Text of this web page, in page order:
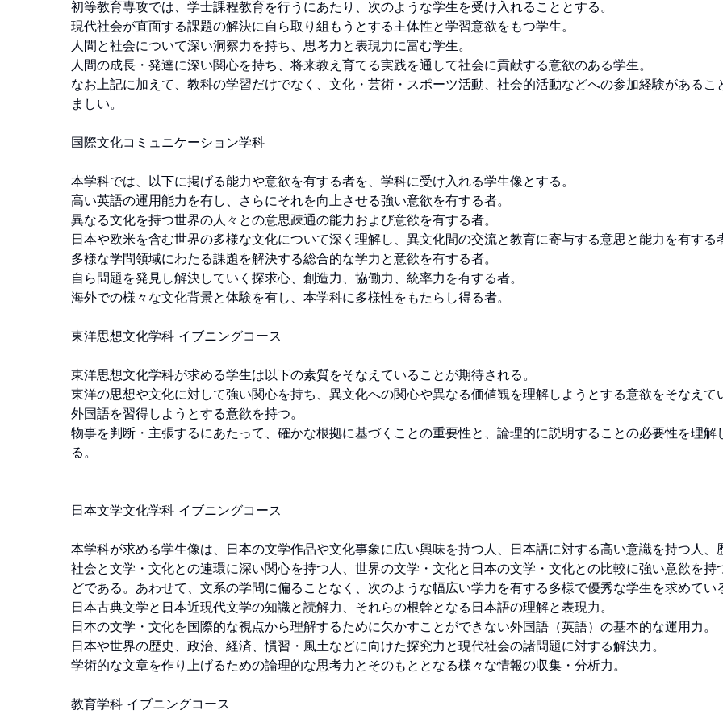
初等教育専攻では、学士課程教育を行うにあたり、次のような学生を受け入れることとする。
現代社会が直面する課題の解決に自ら取り組もうとする主体性と学習意欲をもつ学生。
人間と社会について深い洞察力を持ち、思考力と表現力に富む学生。
人間の成長・発達に深い関心を持ち、将来教え育てる実践を通して社会に貢献する意欲のある学生。
なお上記に加えて、教科の学習だけでなく、文化・芸術・スポーツ活動、社会的活動などへの参加経験があるこ
ましい。
国際文化コミュニケーション学科
本学科では、以下に掲げる能力や意欲を有する者を、学科に受け入れる学生像とする。
高い英語の運用能力を有し、さらにそれを向上させる強い意欲を有する者。
異なる文化を持つ世界の人々との意思疎通の能力および意欲を有する者。
日本や欧米を含む世界の多様な文化について深く理解し、異文化間の交流と教育に寄与する意思と能力を有する
多様な学問領域にわたる課題を解決する総合的な学力と意欲を有する者。
自ら問題を発見し解決していく探求心、創造力、協働力、統率力を有する者。
海外での様々な文化背景と体験を有し、本学科に多様性をもたらし得る者。
東洋思想文化学科 イブニングコース
東洋思想文化学科が求める学生は以下の素質をそなえていることが期待される。
東洋の思想や文化に対して強い関心を持ち、異文化への関心や異なる価値観を理解しようとする意欲をそなえて
外国語を習得しようとする意欲を持つ。
物事を判断・主張するにあたって、確かな根拠に基づくことの重要性と、論理的に説明することの必要性を理解
る。
日本文学文化学科 イブニングコース
本学科が求める学生像は、日本の文学作品や文化事象に広い興味を持つ人、日本語に対する高い意識を持つ人、
社会と文学・文化との連環に深い関心を持つ人、世界の文学・文化と日本の文学・文化との比較に強い意欲を持
どである。あわせて、文系の学問に偏ることなく、次のような幅広い学力を有する多様で優秀な学生を求めてい
日本古典文学と日本近現代文学の知識と読解力、それらの根幹となる日本語の理解と表現力。
日本の文学・文化を国際的な視点から理解するために欠かすことができない外国語（英語）の基本的な運用力。
日本や世界の歴史、政治、経済、慣習・風土などに向けた探究力と現代社会の諸問題に対する解決力。
学術的な文章を作り上げるための論理的な思考力とそのもととなる様々な情報の収集・分析力。
教育学科 イブニングコース